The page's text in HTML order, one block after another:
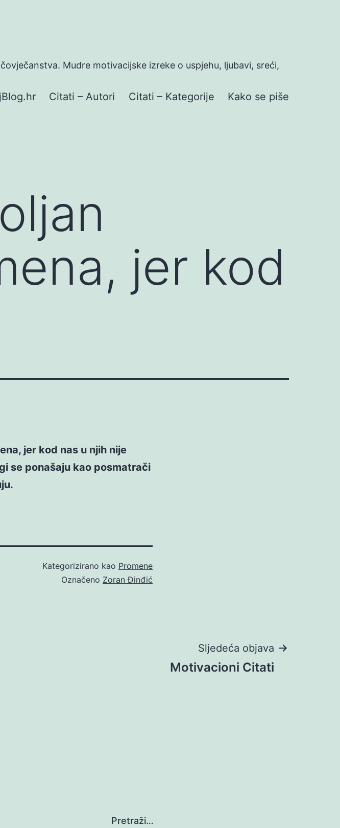
Mudre motivacijske izreke o uspjehu, ljubavi, sreći,
Citati – Autori Citati – Kategorije Kako se piše
jer kod
jer kod nas u njih nije
se ponašaju kao posmatrači
Kategorizirano kao Promene
Označeno Zoran Đinđić
Sljedeća objava
Motivacioni Citati
Pretraži…